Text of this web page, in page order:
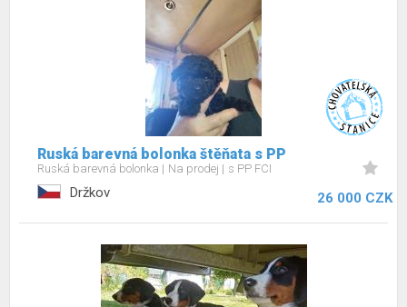
Ruská barevná bolonka štěňata s PP
Ruská barevná bolonka Na prodej s PP FCI
Držkov 26 000 CZK